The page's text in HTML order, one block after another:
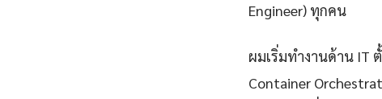
Engineer) ทุกคน
ผมเริ่มทำงานด้าน IT
Container